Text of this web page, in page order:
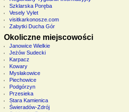
Szklarska Poręba
Vesely Vylet
visitkarkonosze.com
Zabytki Ducha Gór
Okoliczne miejscowości
Janowice Wielkie
Jeżów Sudecki
Karpacz
Kowary
Mysłakowice
Piechowice
Podgórzyn
Przesieka
Stara Kamienica
Świeradów-Zdrój